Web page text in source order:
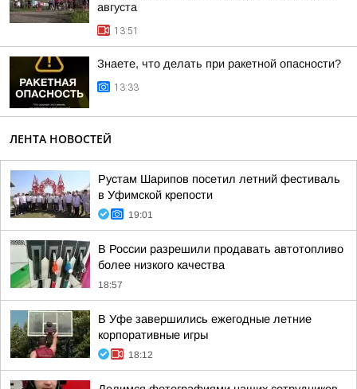
августа
13:51
Знаете, что делать при ракетной опасности?
13:33
ЛЕНТА НОВОСТЕЙ
Рустам Шарипов посетил летний фестиваль
в Уфимской крепости
19:01
В России разрешили продавать автотопливо
более низкого качества
18:57
В Уфе завершились ежегодные летние
корпоративные игры
18:12